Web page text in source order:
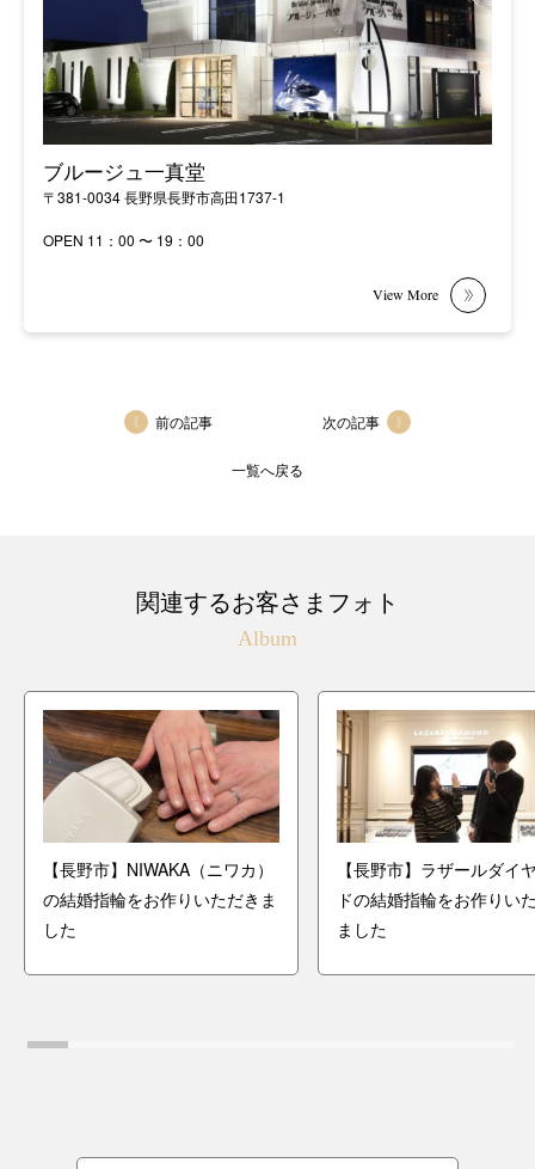
ブルージュ一真堂
〒381-0034 長野県長野市高田1737-1
OPEN 11：00 〜 19：00
前の記事
一覧へ戻る
次の記事
関連するお客さまフォト
Album
【長野市】NIWAKA（ニワカ）
の結婚指輪をお作りいただきま
した
【長野市】ラザールダイ
ドの結婚指輪をお作りい
ました